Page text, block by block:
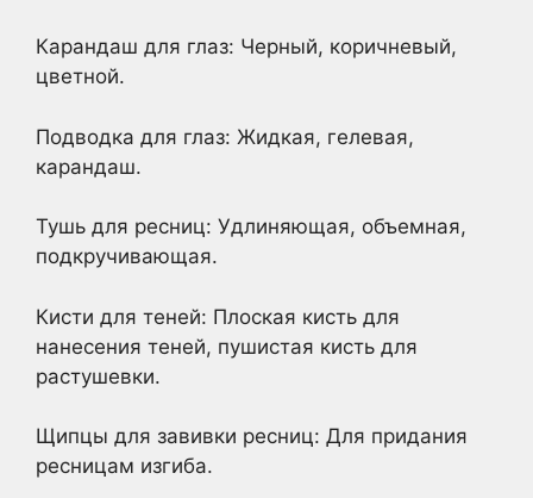
Карандаш для глаз: Черный, коричневый,
цветной.
Подводка для глаз: Жидкая, гелевая,
карандаш.
Тушь для ресниц: Удлиняющая, объемная,
подкручивающая.
Кисти для теней: Плоская кисть для
нанесения теней, пушистая кисть для
растушевки.
Щипцы для завивки ресниц: Для придания
ресницам изгиба.